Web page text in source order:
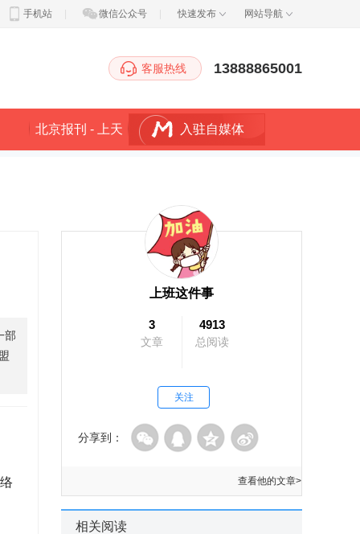
手机站 微信公众号 快速发布 网站导航
客服热线 13888865001
北京报刊 - 上天 入驻自媒体
部
上班这件事
3
文章
4913
总阅读
关注
分享到：
查看他的文章>
相关阅读